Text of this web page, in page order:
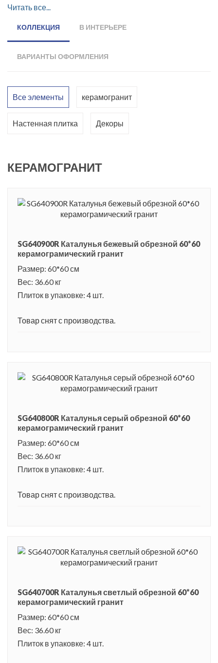
современный интерьер. В коллекции представлен
эстетику бетона. Формат керамики для стен с гладкой и
Цветовая палитра серии выполнена в бежевых и серых
мозаичным орнаментом. Для облицовки пола предложена
Серия керамики получила название в честь разделяющей
Барселону на два района площади - Пласа-де-Каталунья,
В одном районе сосредоточены современные и новаторские
сооружения, в другом – старый готические постройки. Пласа-
де-Каталунья – настоящая гордость местных жителей.
Читать все...
КОЛЛЕКЦИЯ В ИНТЕРЬЕРЕ
ВАРИАНТЫ ОФОРМЛЕНИЯ
Все элементы керамогранит
Настенная плитка Декоры
КЕРАМОГРАНИТ
SG640900R Каталунья бежевый обрезной 60*60
керамограмический гранит
Размер: 60*60 см
Вес: 36.60 кг
Плиток в упаковке: 4 шт.
Товар снят с производства.
SG640800R Каталунья серый обрезной 60*60
керамограмический гранит
Размер: 60*60 см
Вес: 36.60 кг
Плиток в упаковке: 4 шт.
Товар снят с производства.
SG640700R Каталунья светлый обрезной 60*60
керамограмический гранит
Размер: 60*60 см
Вес: 36.60 кг
Плиток в упаковке: 4 шт.